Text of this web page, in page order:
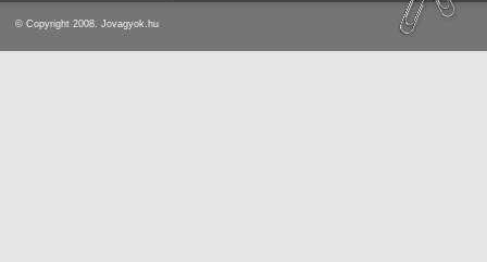
© Copyright 2008. Jovagyok.hu